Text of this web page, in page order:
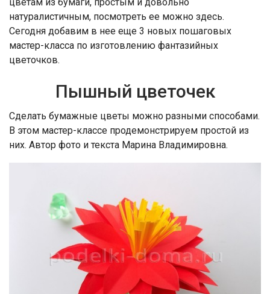
натуралистичным, посмотреть ее можно здесь.
Сегодня добавим в нее еще 3 новых пошаговых
мастер-класса по изготовлению фантазийных
цветочков.
Пышный цветочек
Сделать бумажные цветы можно разными способами.
В этом мастер-классе продемонстрируем простой из
них. Автор фото и текста Марина Владимировна.